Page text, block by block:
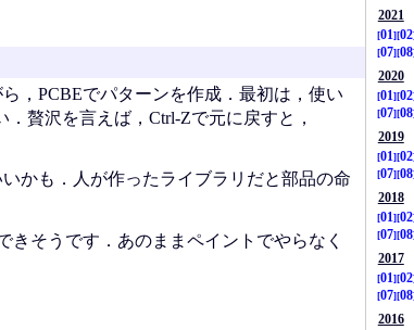
，PCBEでパターンを作成．最初は，使い
贅沢を言えば，Ctrl-Zで元に戻すと，
かも．人が作ったライブラリだと部品の命
きそうです．あのままペイントでやらなく
2021
01
02
07 08
2020
01
02
07 08
2019
01
02
07 08
2018
01 02
07 08
2017
01 02
07 08
2016